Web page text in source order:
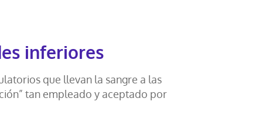
inferiores
que llevan la sangre a las
tan empleado y aceptado por